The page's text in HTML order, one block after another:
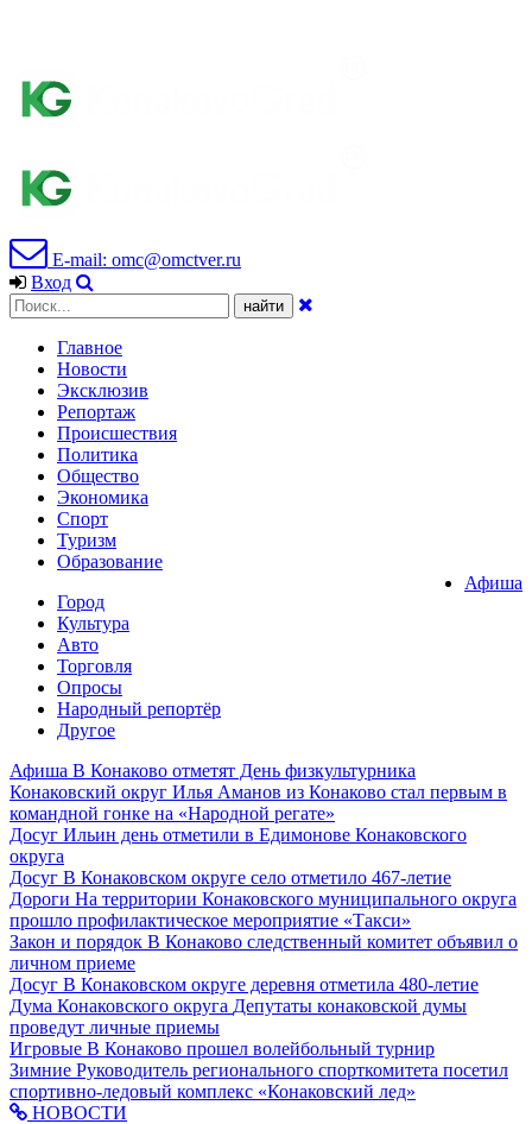
E-mail: omc@omctver.ru
Вход
Главное
Новости
Эксклюзив
Репортаж
Происшествия
Политика
Общество
Экономика
Спорт
Туризм
Образование
Афиша
Город
Культура
Авто
Торговля
Опросы
Народный репортёр
Другое
Афиша В Конаково отметят День физкультурника
Конаковский округ Илья Аманов из Конаково стал первым в
командной гонке на «Народной регате»
Досуг Ильин день отметили в Едимонове Конаковского
округа
Досуг В Конаковском округе село отметило 467-летие
Дороги На территории Конаковского муниципального округа
прошло профилактическое мероприятие «Такси»
Закон и порядок В Конаково следственный комитет объявил о
личном приеме
Досуг В Конаковском округе деревня отметила 480-летие
Дума Конаковского округа Депутаты конаковской думы
проведут личные приемы
Игровые В Конаково прошел волейбольный турнир
Зимние Руководитель регионального спорткомитета посетил
спортивно-ледовый комплекс «Конаковский лед»
НОВОСТИ